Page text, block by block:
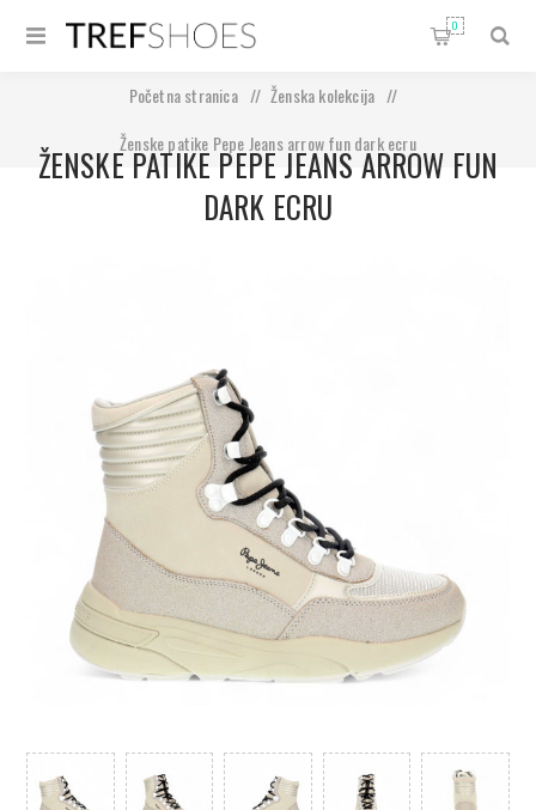
0
Početna stranica / Ženska kolekcija
/
Ženske patike Pepe Jeans arrow fun dark ecru
ŽENSKE PATIKE PEPE JEANS ARROW FUN
DARK ECRU